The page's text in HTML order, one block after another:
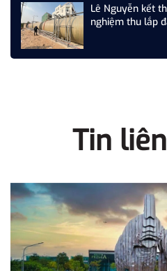
Lê Nguyễn kết
nghiệm thu lắp
Tin